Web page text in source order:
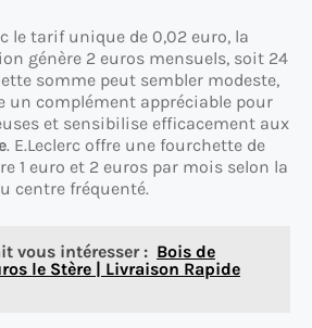
le tarif unique de 0,02 euro, la
génère 2 euros mensuels, soit 24
somme peut sembler modeste,
un complément appréciable pour
et sensibilise efficacement aux
. E.Leclerc offre une fourchette de
1 euro et 2 euros par mois selon la
centre fréquenté.
vous intéresser : Bois de
le Stère | Livraison Rapide